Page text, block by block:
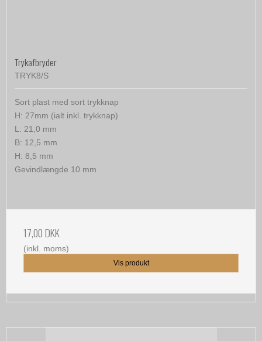
Trykafbryder
TRYK8/S
Sort plast med sort trykknap
H: 27mm (ialt inkl. trykknap)
L: 21,0 mm
B: 12,5 mm
H: 8,5 mm
Gevindlængde 10 mm
17,00 DKK
(inkl. moms)
Vis produkt